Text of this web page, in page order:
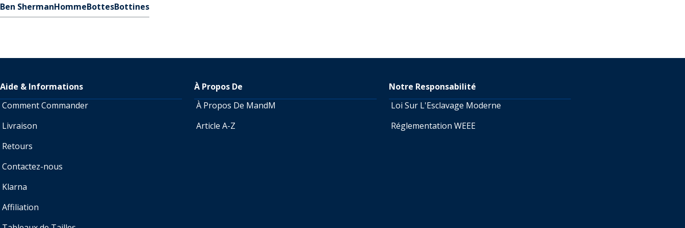
Ben ShermanHommeBottesBottines
Aide & Informations
Comment Commander
Livraison
Retours
Contactez-nous
Klarna
Affiliation
À Propos De
À Propos De MandM
Article A-Z
Notre Responsabilité
Loi Sur L'Esclavage Moderne
Réglementation WEEE